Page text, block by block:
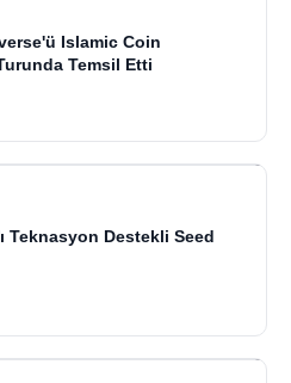
Islamic Coin
Temsil Etti
Teknasyon Destekli Seed